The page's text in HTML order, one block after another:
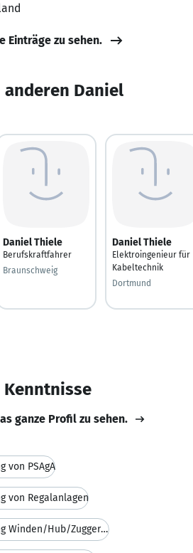
Einträge zu sehen.
anderen Daniel
Daniel Thiele
Berufskraftfahrer
Braunschweig
Daniel Thiele
Elektroingenieur für
Kabeltechnik
Dortmund
ganze Profil zu sehen.
von PSAgA
von Regalanlagen
Sachkundiger/bP zur Prüfung Winden/Hub/Zuggeräte